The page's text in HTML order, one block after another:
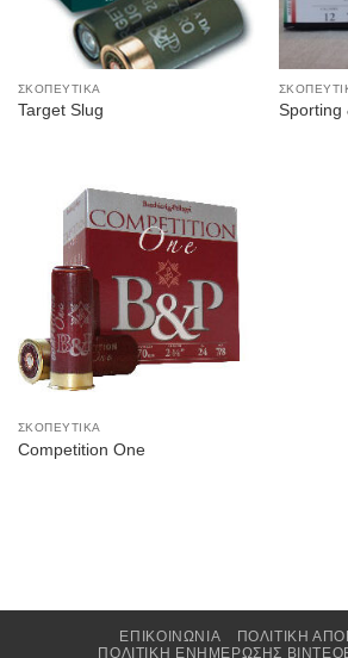
ΣΚΟΠΕΥΤΙΚΆ
Target Slug Sporting
ΣΚΟΠΕΥΤΙΚΆ
Competition One
ΕΠΙΚΟΙΝΩΝΙΑ
ΠΟΛΙΤΙΚΉ
ΠΟΛΙΤΙΚΉ ΕΝΗΜΈΡΩΣΗΣ